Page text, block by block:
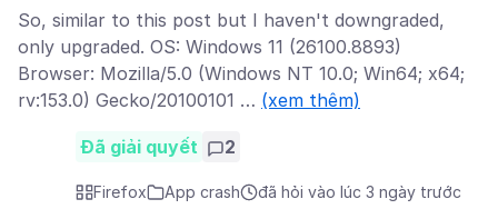
So, similar to this post but I haven't downgraded,
only upgraded. OS: Windows 11 (26100.8893)
Browser: Mozilla/5.0 (Windows NT 10.0; Win64; x64;
rv:153.0) Gecko/20100101 … (xem thêm)
Đã giải quyết 2
Firefox App crash
đã hỏi vào lúc 3 ngày trước